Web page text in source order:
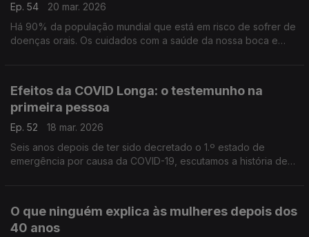
Ep. 54
20 mar. 2026
Há 90% da população mundial que está em risco de sofrer de
doenças orais. Os cuidados com a saúde da nossa boca e
Efeitos da COVID Longa: o testemunho na
primeira pessoa
Ep. 52
18 mar. 2026
Seis anos depois de ter sido decretado o 1.º estado de
emergência por causa da COVID-19, escutamos a história de
O que ninguém explica às mulheres depois dos
40 anos